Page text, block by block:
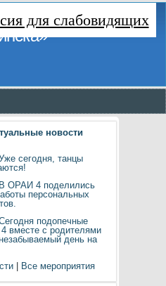
для слабовидящих
новости
сегодня, танцы
В ОРАИ 4 поделились
персональных
подопечные
с родителями
день на
Все мероприятия